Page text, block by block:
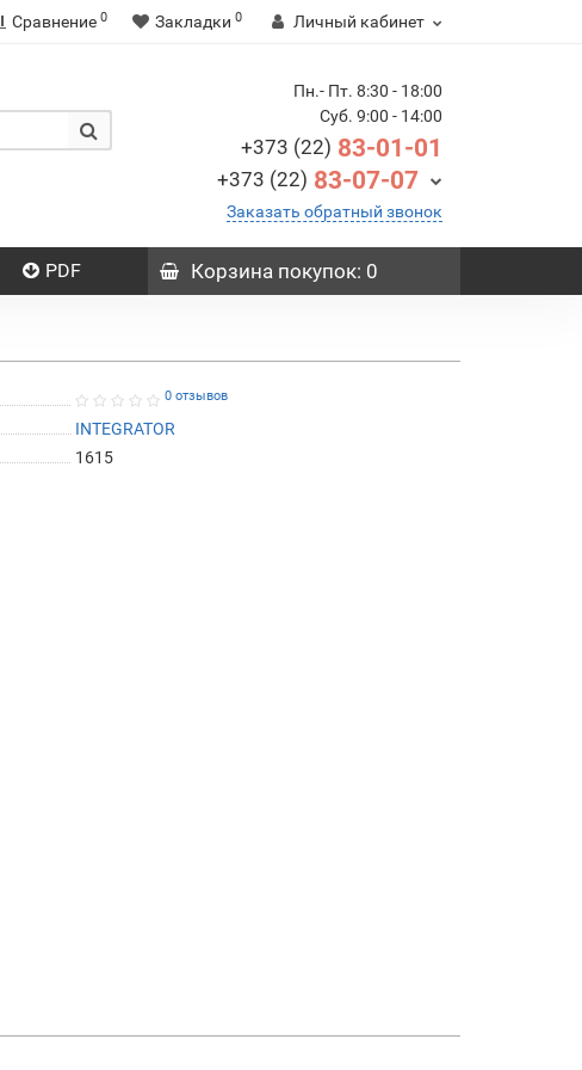
Сравнение 0 Закладки 0 Личный кабинет
Пн.- Пт. 8:30 - 18:00
Суб. 9:00 - 14:00
+373 (22) 83-01-01
+373 (22) 83-07-07
Заказать обратный звонок
PDF Корзинапокупок: 0
0 отзывов
INTEGRATOR
1615